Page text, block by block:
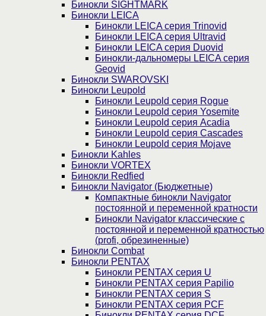
Бинокли SIGHTMARK
Бинокли LEICA
Бинокли LEICA серия Trinovid
Бинокли LEICA серия Ultravid
Бинокли LEICA серия Duovid
Бинокли-дальномеры LEICA серия
Geovid
Бинокли SWAROVSKI
Бинокли Leupold
Бинокли Leupold серия Rogue
Бинокли Leupold серия Yosemite
Бинокли Leupold серия Acadia
Бинокли Leupold серия Cascades
Бинокли Leupold серия Mojave
Бинокли Kahles
Бинокли VORTEX
Бинокли Redfied
Бинокли Navigator (Бюджетные)
Компактные бинокли Navigator
постоянной и переменной кратности
Бинокли Navigator классические с
постоянной и переменной кратностью
(profi, обрезиненные)
Бинокли Combat
Бинокли PENTAX
Бинокли PENTAX серия U
Бинокли PENTAX серия Papilio
Бинокли PENTAX серия S
Бинокли PENTAX серия PCF